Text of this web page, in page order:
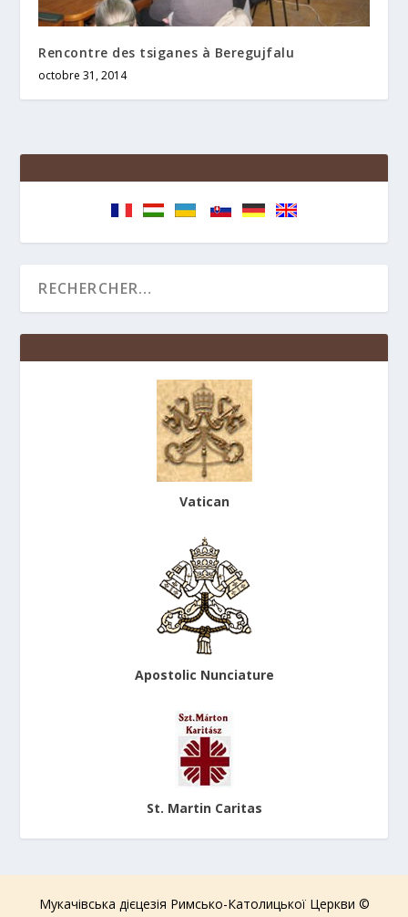
Rencontre des tsiganes à Beregujfalu
octobre 31, 2014
Vatican
Apostolic Nunciature
St. Martin Caritas
Мукачівська дієцезія Римсько-Католицької Церкви ©